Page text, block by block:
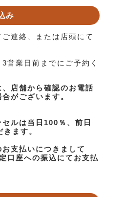
み
連絡、または店頭にて
営業日前までにご予約く
、店舗から確認のお電話
がございます。
ルは当日100％、前日
ます。
支払いにつきまして
口座への振込にてお支払